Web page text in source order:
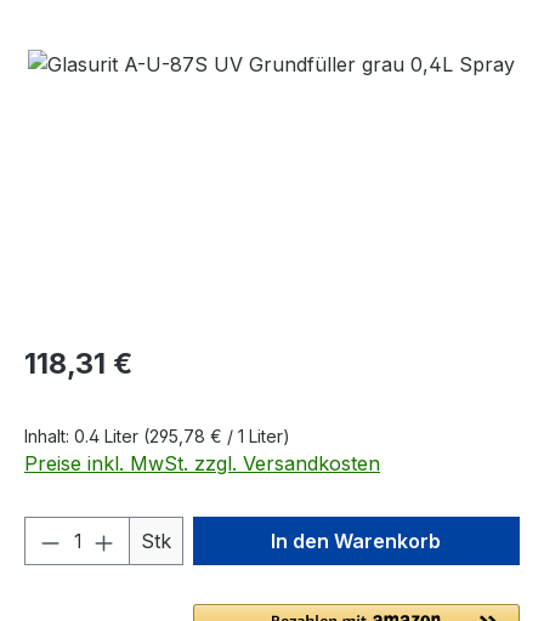
Bildergalerie überspringen
Regulärer Preis:
118,31 €
Inhalt: 0.4 Liter (295,78 € / 1 Liter)
Preise inkl. MwSt. zzgl. Versandkosten
Produkt Anzahl: Gib den
Stk In den Warenkorb